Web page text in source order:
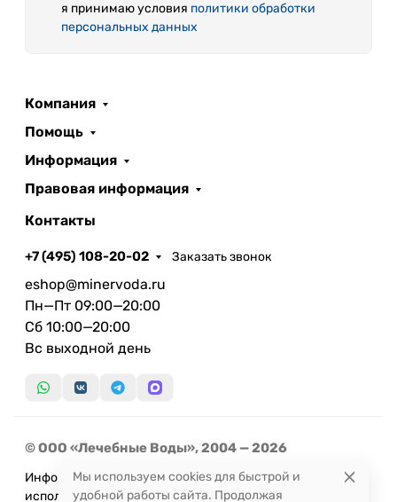
я принимаю условия политики обработки
персональных данных
Компания
Помощь
Информация
Правовая информация
Контакты
+7 (495) 108-20-02 Заказать звонок
eshop@minervoda.ru
Пн—Пт 09:00—20:00
Сб 10:00—20:00
Вс выходной день
© ООО «Лечебные Воды», 2004 — 2026
Информация, представленная на сайте, не может быть
использована
Мы используем cookies для быстрой и
удобной работы сайта. Продолжая